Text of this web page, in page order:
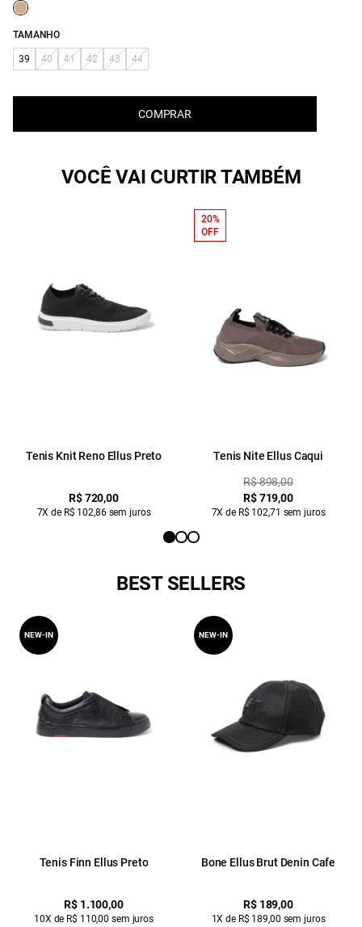
TAMANHO
39 40 41 42 43 44
COMPRAR
VOCÊ VAI CURTIR TAMBÉM
Tenis Knit Reno Ellus Preto
R$ 720,00
7X de R$ 102,86 sem juros
Tenis Nite Ellus Caqui
R$ 898,00
R$ 719,00
7X de R$ 102,71 sem juros
20%
OFF
BEST SELLERS
Tenis Finn Ellus Preto
R$ 1.100,00
10X de R$ 110,00 sem juros
NEW-IN
Bone Ellus Brut Denin Cafe
R$ 189,00
1X de R$ 189,00 sem juros
NEW-IN